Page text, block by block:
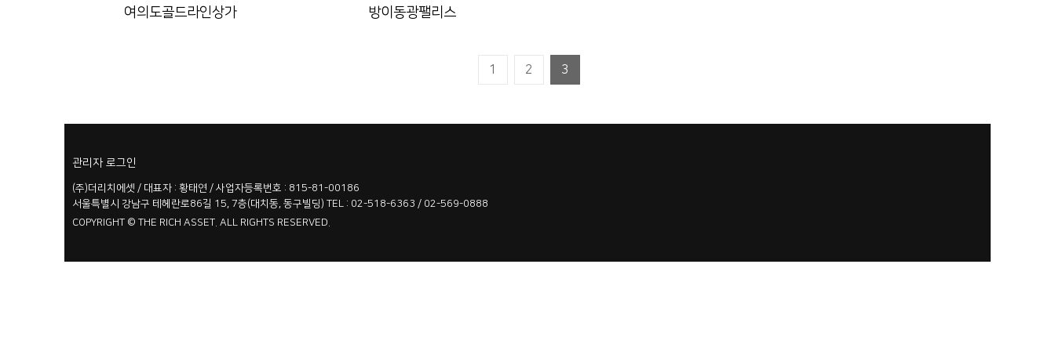
여의도골드라인상가 방이동광팰리스
1 2 3
관리자 로그인
(주)더리치에셋 / 대표자 : 황태연 / 사업자등록번호 : 815-81-00186
서울특별시 강남구 테헤란로86길 15, 7층(대치동, 동구빌딩) TEL : 02-518-6363 / 02-569-0888
COPYRIGHT © THE RICH ASSET. ALL RIGHTS RESERVED.